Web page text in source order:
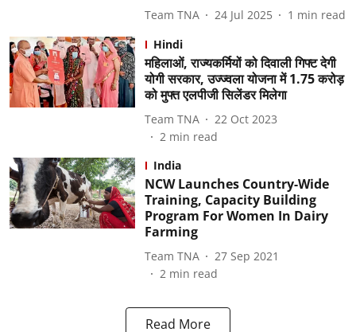
Team TNA 24 Jul 2025 1 min read
Hindi
महिलाओं, राज्यकर्मियों को दिवाली गिफ्ट देगी
योगी सरकार, उज्ज्वला योजना में 1.75 करोड़
को मुफ्त एलपीजी सिलेंडर मिलेगा
Team TNA
22 Oct 2023
2 min read
India
NCW Launches Country-Wide
Training, Capacity Building
Program For Women In Dairy
Farming
Team TNA
27 Sep 2021
2 min read
Read More